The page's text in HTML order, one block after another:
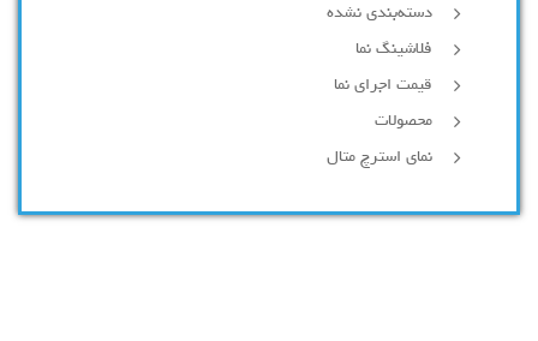
دسته‌بندی نشده
فلاشینگ نما
قیمت اجرای نما
محصولات
نمای استرچ متال